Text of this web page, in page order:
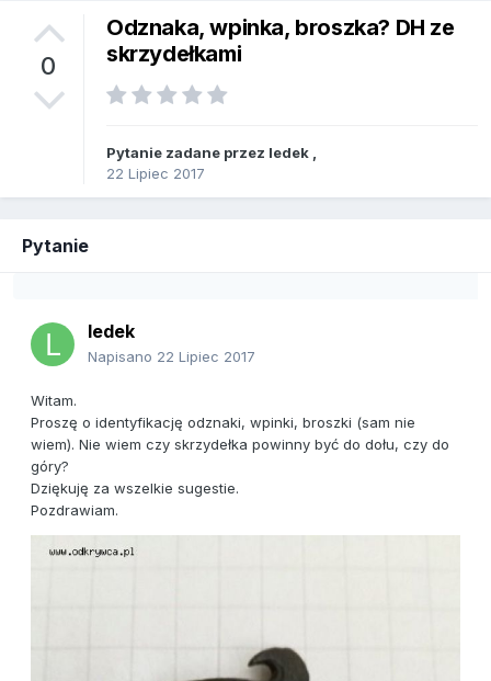
0
Odznaka, wpinka, broszka? DH ze
skrzydełkami
Pytanie zadane przez ledek
22 Lipiec 2017
Pytanie
ledek
Napisano 22 Lipiec 2017
Witam.
Proszę o identyfikację odznaki, wpinki, broszki (sam nie
wiem). Nie wiem czy skrzydełka powinny być do dołu, czy do
góry?
Dziękuję za wszelkie sugestie.
Pozdrawiam.